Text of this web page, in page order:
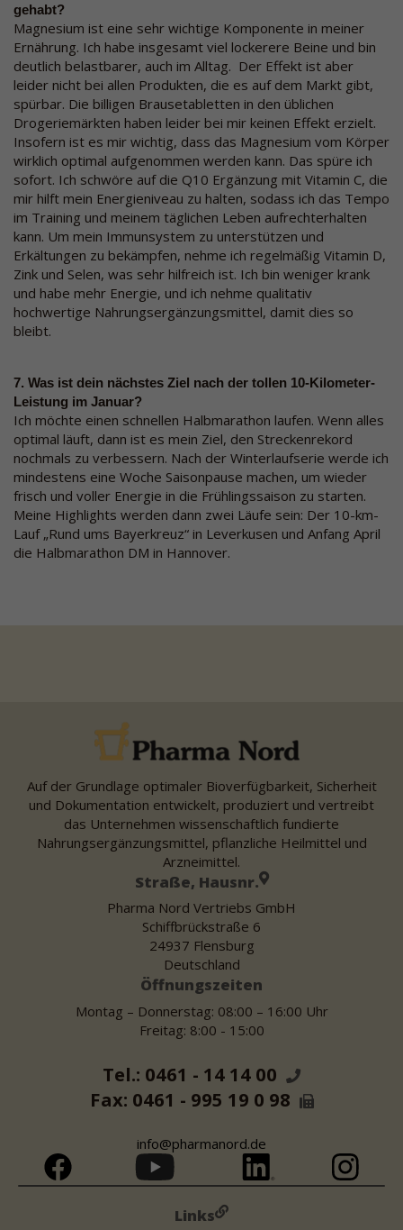
gehabt?
Magnesium ist eine sehr wichtige Komponente in meiner
Ernährung. Ich habe insgesamt viel lockerere Beine und bin
deutlich belastbarer, auch im Alltag. Der Effekt ist aber
leider nicht bei allen Produkten, die es auf dem Markt gibt,
spürbar. Die billigen Brausetabletten in den üblichen
Drogeriemärkten haben leider bei mir keinen Effekt erzielt.
Insofern ist es mir wichtig, dass das Magnesium vom Körper
wirklich optimal aufgenommen werden kann. Das spüre ich
sofort. Ich schwöre auf die Q10 Ergänzung mit Vitamin C, die
mir hilft mein Energieniveau zu halten, sodass ich das Tempo
im Training und meinem täglichen Leben aufrechterhalten
kann. Um mein Immunsystem zu unterstützen und
Erkältungen zu bekämpfen, nehme ich regelmäßig Vitamin D,
Zink und Selen, was sehr hilfreich ist. Ich bin weniger krank
und habe mehr Energie, und ich nehme qualitativ
hochwertige Nahrungsergänzungsmittel, damit dies so
bleibt.
7. Was ist dein nächstes Ziel nach der tollen 10-Kilometer-
Leistung im Januar?
Ich möchte einen schnellen Halbmarathon laufen. Wenn alles
optimal läuft, dann ist es mein Ziel, den Streckenrekord
nochmals zu verbessern. Nach der Winterlaufserie werde ich
mindestens eine Woche Saisonpause machen, um wieder
frisch und voller Energie in die Frühlingssaison zu starten.
Meine Highlights werden dann zwei Läufe sein: Der 10-km-
Lauf „Rund ums Bayerkreuz“ in Leverkusen und Anfang April
die Halbmarathon DM in Hannover.
Auf der Grundlage optimaler Bioverfügbarkeit, Sicherheit
und Dokumentation entwickelt, produziert und vertreibt
das Unternehmen wissenschaftlich fundierte
Nahrungsergänzungsmittel, pflanzliche Heilmittel und
Arzneimittel.
Straße, Hausnr.
Pharma Nord Vertriebs GmbH
Schiffbrückstraße 6
24937 Flensburg
Deutschland
Öffnungszeiten
Montag – Donnerstag: 08:00 – 16:00 Uhr
Freitag: 8:00 - 15:00
Tel.: 0461 - 14 14 00
Fax: 0461 - 995 19 0 98
info@pharmanord.de
Links